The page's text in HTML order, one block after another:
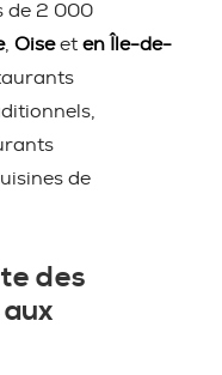
de 2 000
, Oiseet en Île-de-
de
des